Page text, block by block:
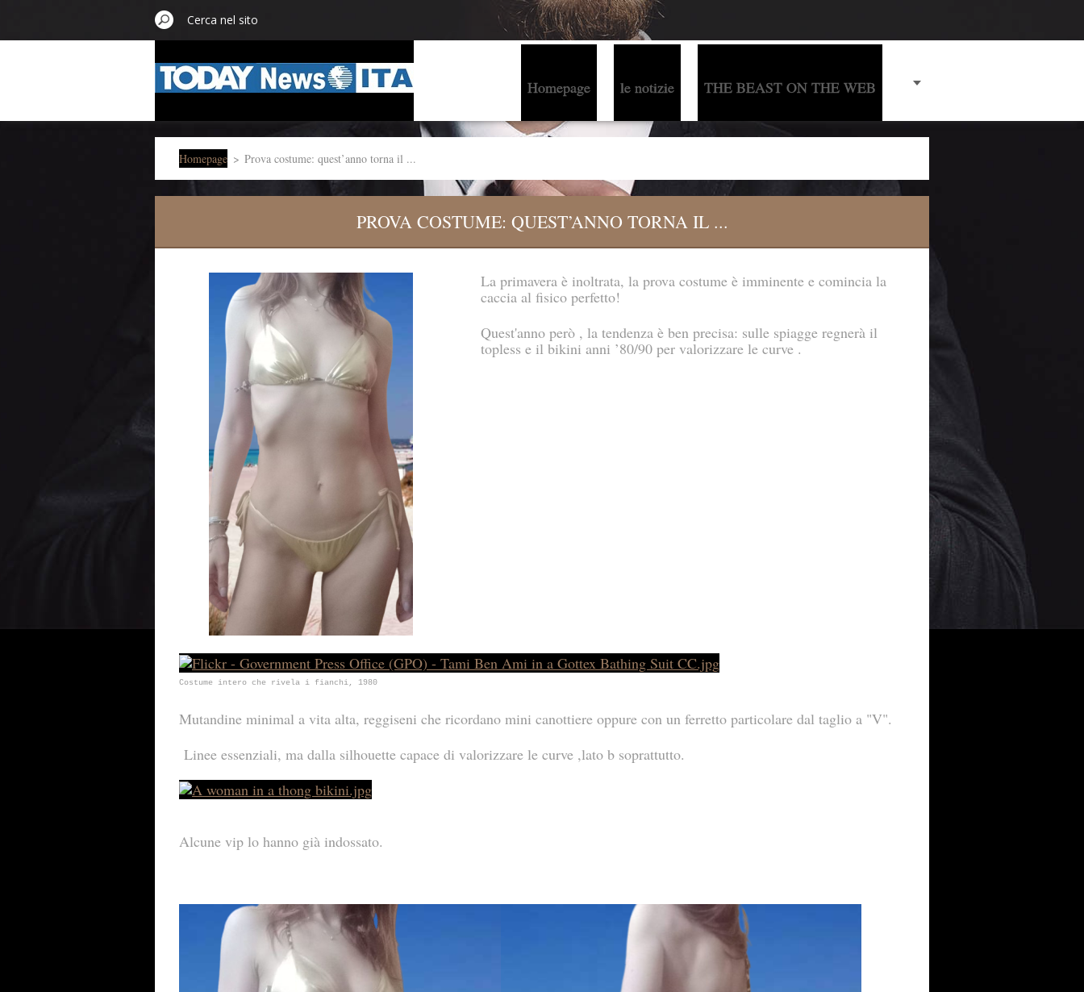
Homepage le notizie THE BEAST ON THE WEB
Homepage > Prova costume: quest’anno torna il ...
PROVA COSTUME: QUEST’ANNO TORNA IL ...
La primavera è inoltrata, la prova costume è imminente e comincia la
caccia al fisico perfetto!
Quest'anno però , la tendenza è ben precisa: sulle spiagge regnerà il
topless e il bikini anni ’80/90 per valorizzare le curve .
Costume intero che rivela i fianchi, 1980
Mutandine minimal a vita alta, reggiseni che ricordano mini canottiere oppure con un ferretto particolare dal taglio a "V".
Linee essenziali, ma dalla silhouette capace di valorizzare le curve ,lato b soprattutto.
Alcune vip lo hanno già indossato.